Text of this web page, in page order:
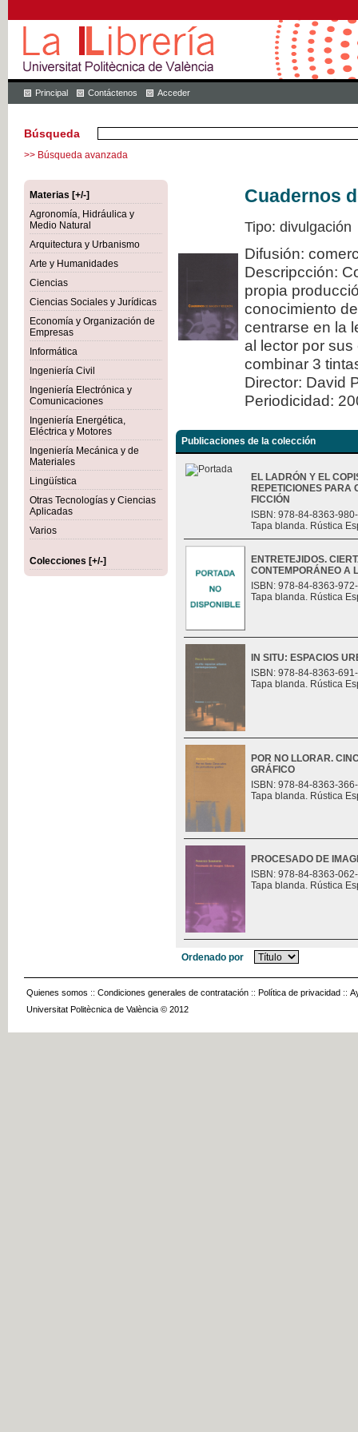
Principal Contáctenos Acceder
Búsqueda
>> Búsqueda avanzada
Materias [+/-]
Agronomía, Hidráulica y
Medio Natural
Arquitectura y Urbanismo
Arte y Humanidades
Ciencias
Ciencias Sociales y Jurídicas
Economía y Organización de
Empresas
Informática
Ingeniería Civil
Ingeniería Electrónica y
Comunicaciones
Ingeniería Energética,
Eléctrica y Motores
Ingeniería Mecánica y de
Materiales
Lingüística
Otras Tecnologías y Ciencias
Aplicadas
Varios
Colecciones [+/-]
Cuadernos
Tipo: divulgación
Difusión:
Descripcción:
propia
conocimiento
centrarse en la
al lector por
combinar 3
Director: David
Periodicidad:
Publicaciones de la colección
EL LADRÓN Y EL
REPETICIONES
FICCIÓN
ISBN: 978-84-8363-
Tapa blanda. Rústica
ENTRETEJIDOS.
CONTEMPORÁNEO A
ISBN: 978-84-8363-
Tapa blanda. Rústica
IN SITU: ESPACIOS
ISBN: 978-84-8363-
Tapa blanda. Rústica
POR NO LLORAR.
GRÁFICO
ISBN: 978-84-8363-
Tapa blanda. Rústica
PROCESADO DE
ISBN: 978-84-8363-
Tapa blanda. Rústica
Ordenado por
Quienes somos :: Condiciones generales de contratación :: Política de privacidad ::
Universitat Politècnica de València © 2012